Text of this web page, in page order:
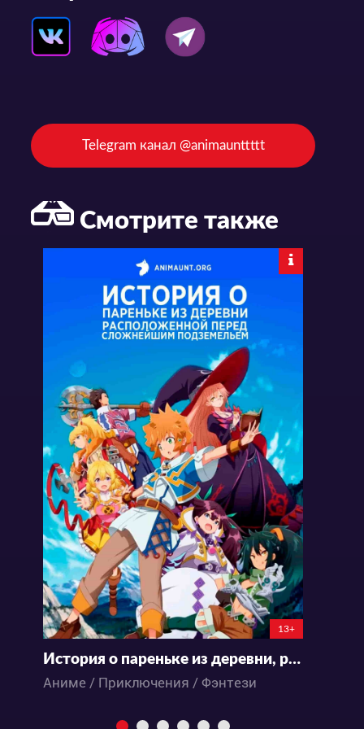
Telegram канал @animaunttttt
Смотрите также
13+
История о пареньке из деревни, расположенной перед сложнейшим подземельем
Аниме / Приключения / Фэнтези